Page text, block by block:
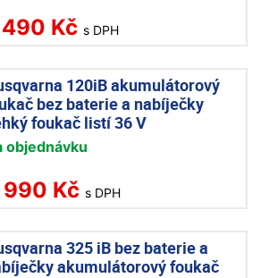
Kč s DPH
120iB akumulátorový
bez baterie a nabíječky
foukač listí 36 V
objednávku
990 Kč s DPH
325 iB bez baterie a
akumulátorový foukač